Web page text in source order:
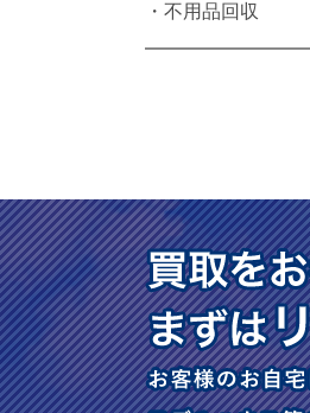
・不用品回収